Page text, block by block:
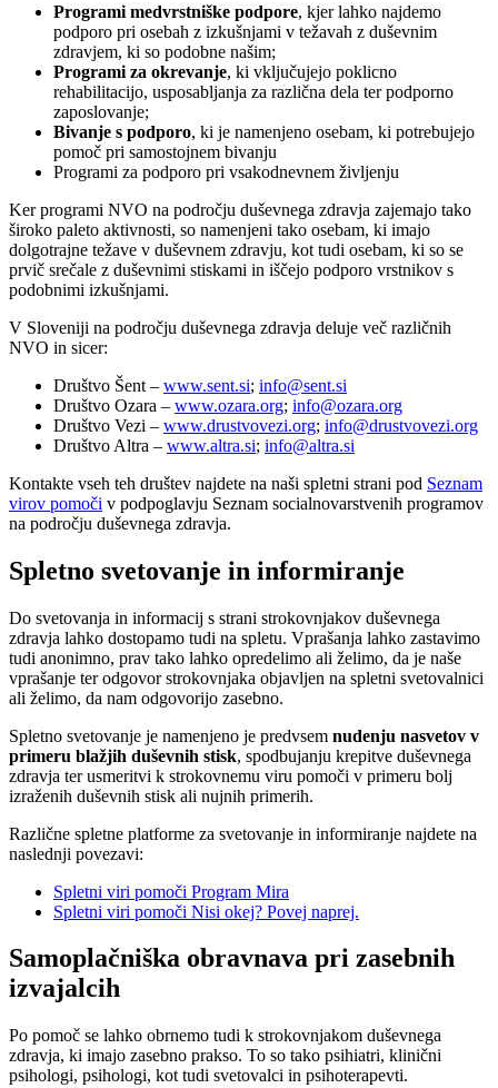
Programi medvrstniške podpore, kjer lahko najdemo
podporo pri osebah z izkušnjami v težavah z duševnim
zdravjem, ki so podobne našim;
Programi za okrevanje, ki vključujejo poklicno
rehabilitacijo, usposabljanja za različna dela ter podporno
zaposlovanje;
Bivanje s podporo, ki je namenjeno osebam, ki potrebujejo
pomoč pri samostojnem bivanju
Programi za podporo pri vsakodnevnem življenju
Ker programi NVO na področju duševnega zdravja zajemajo tako
široko paleto aktivnosti, so namenjeni tako osebam, ki imajo
dolgotrajne težave v duševnem zdravju, kot tudi osebam, ki so se
prvič srečale z duševnimi stiskami in iščejo podporo vrstnikov s
podobnimi izkušnjami.
V Sloveniji na področju duševnega zdravja deluje več različnih
NVO in sicer:
Društvo Šent – www.sent.si; info@sent.si
Društvo Ozara – www.ozara.org; info@ozara.org
Društvo Vezi – www.drustvovezi.org; info@drustvovezi.org
Društvo Altra – www.altra.si; info@altra.si
Kontakte vseh teh društev najdete na naši spletni strani pod Seznam
virov pomoči v podpoglavju Seznam socialnovarstvenih programov
na področju duševnega zdravja.
Spletno svetovanje in informiranje
Do svetovanja in informacij s strani strokovnjakov duševnega
zdravja lahko dostopamo tudi na spletu. Vprašanja lahko zastavimo
tudi anonimno, prav tako lahko opredelimo ali želimo, da je naše
vprašanje ter odgovor strokovnjaka objavljen na spletni svetovalnici
ali želimo, da nam odgovorijo zasebno.
Spletno svetovanje je namenjeno je predvsem nudenju nasvetov v
primeru blažjih duševnih stisk, spodbujanju krepitve duševnega
zdravja ter usmeritvi k strokovnemu viru pomoči v primeru bolj
izraženih duševnih stisk ali nujnih primerih.
Različne spletne platforme za svetovanje in informiranje najdete na
naslednji povezavi:
Spletni viri pomoči Program Mira
Spletni viri pomoči Nisi okej? Povej naprej.
Samoplačniška obravnava pri zasebnih
izvajalcih
Po pomoč se lahko obrnemo tudi k strokovnjakom duševnega
zdravja, ki imajo zasebno prakso. To so tako psihiatri, klinični
psihologi, psihologi, kot tudi svetovalci in psihoterapevti.